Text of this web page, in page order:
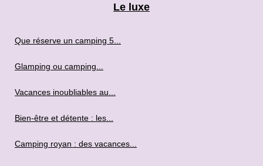
Le luxe
Que réserve un camping 5...
Glamping ou camping...
Vacances inoubliables au...
Bien-être et détente : les...
Camping royan : des vacances...